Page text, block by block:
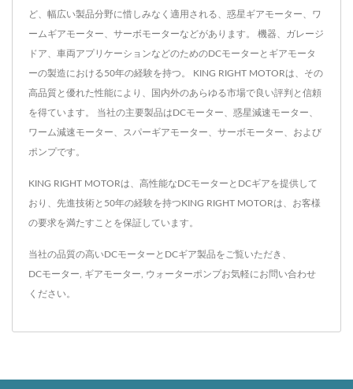
ど、幅広い製品分野に惜しみなく適用される、惑星ギアモーター、ワ
ームギアモーター、サーボモーターなどがあります。 機器、ガレージ
ドア、車両アプリケーションなどのためのDCモーターとギアモータ
ーの製造における50年の経験を持つ。 KING RIGHT MOTORは、その
高品質と優れた性能により、国内外のあらゆる市場で良い評判と信頼
を得ています。 当社の主要製品はDCモーター、惑星減速モーター、
ワーム減速モーター、スパーギアモーター、サーボモーター、および
ポンプです。
KING RIGHT MOTORは、高性能なDCモーターとDCギアを提供して
おり、先進技術と50年の経験を持つKING RIGHT MOTORは、お客様
の要求を満たすことを保証しています。
当社の品質の高いDCモーターとDCギア製品をご覧いただき、
DCモーター ギアモーター ウォーターポンプお気軽にお問い合わせ
ください。